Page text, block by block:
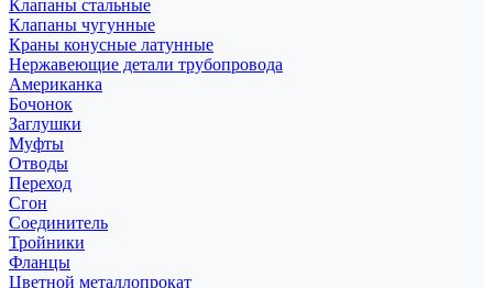
Клапаны стальные
Клапаны чугунные
Краны конусные латунные
Нержавеющие детали трубопровода
Американка
Бочонок
Заглушки
Муфты
Отводы
Переход
Сгон
Соединитель
Тройники
Фланцы
Цветной металлопрокат